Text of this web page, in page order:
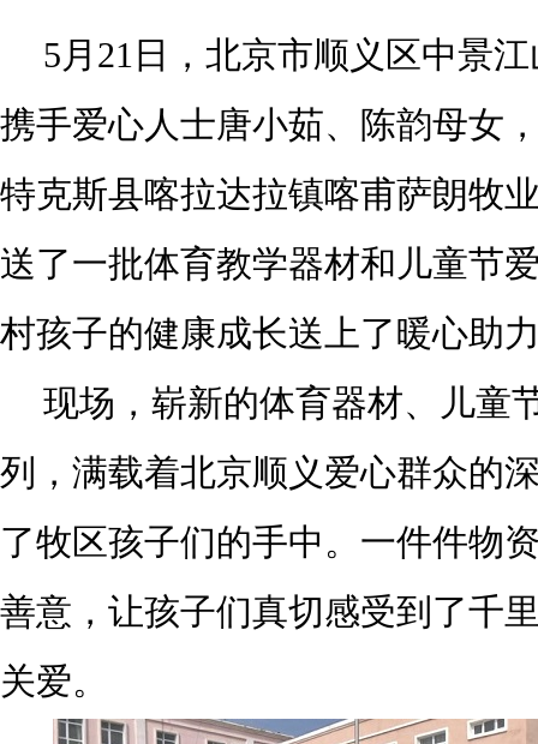
5 月 21 日，北京市顺义区中景
携手爱心人士唐小茹、陈韵母女
特克斯县喀拉达拉镇喀甫萨朗牧
送了一批体育教学器材和儿童节
村孩子的健康成长送上了暖心助
现场，崭新的体育器材、儿童
列，满载着北京顺义爱心群众的
了牧区孩子们的手中。一件件物
善意，让孩子们真切感受到了千
关爱。